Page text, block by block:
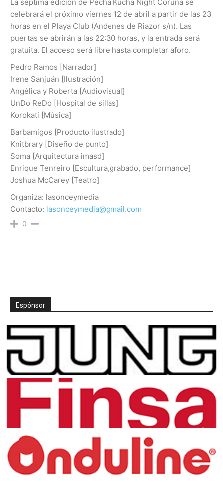
La séptima edición de Pecha Kucha Night Coruña se
celebrará el próximo viernes 12 de abril a partir de las 23
horas en el Playa Club (Andenes de Riazor s/n). Las
puertas se abrirán a las 22:30 horas, y la entrada será
gratuita. El acceso será libre hasta completar aforo.
Pedro Ramos [Narrador]
Irene Sanjuán [Ilustración]
Angélica y Roberta [Audiovisual]
UnDo ReDo [Hospital de sillas]
Korokati [Música]
Barbamigos [Producto ilustrado]
Knitbrary [Diseño de punto]
Soma [Arquitectura imasd]
Enrique Tenreiro [Escultura,grabado, performance]
Joshua McCarey [Teatro]
Organiza: lasonceymedia
Contacto: lasonceymedia@gmail.com
0
Espónsor